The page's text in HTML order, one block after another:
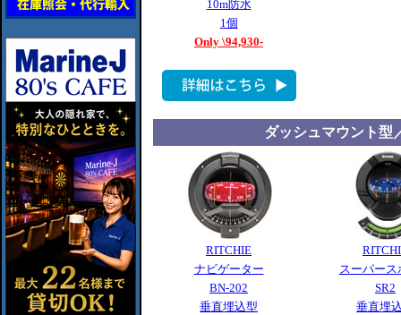
10m防水
1個
Only \94,930-
ダッシュマウント型
RITCHIE
ナビゲーター
BN-202
垂直埋込型
スーパース
SR2
垂直埋